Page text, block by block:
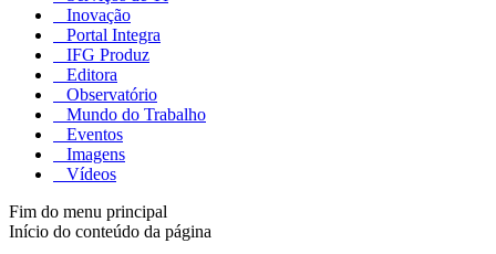
Inovação
Portal Integra
IFG Produz
Editora
Observatório
Mundo do Trabalho
Eventos
Imagens
Vídeos
Fim do menu principal
Início do conteúdo da página